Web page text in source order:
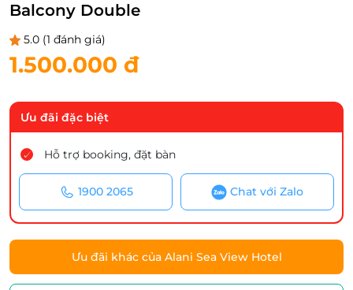
Balcony Double
5.0 (1 đánh giá)
1.500.000 đ
Ưu đãi đặc biệt
Hỗ trợ booking, đặt bàn
1900 2065 Chat với Zalo
Ưu đãi khác của Alani Sea View Hotel